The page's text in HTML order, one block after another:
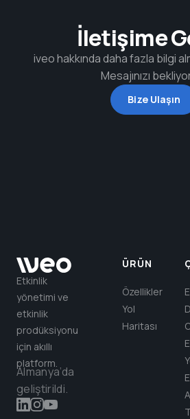
İletişime
iveo hakkında daha fazla bilgi
Mesajınızı
Bize Ulaşın
Etkinlik
yönetimi ve
etkinlik
prodüksiyonu
için akıllı
platform.
Almanya’da
geliştirildi.
ÜRÜN
Özellikler
Yol
Haritası